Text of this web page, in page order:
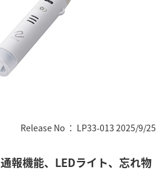
Release No ： LP33-013 2025/9/25
報機能、LEDライト、忘れ物